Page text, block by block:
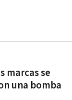
marcas se
una bomba